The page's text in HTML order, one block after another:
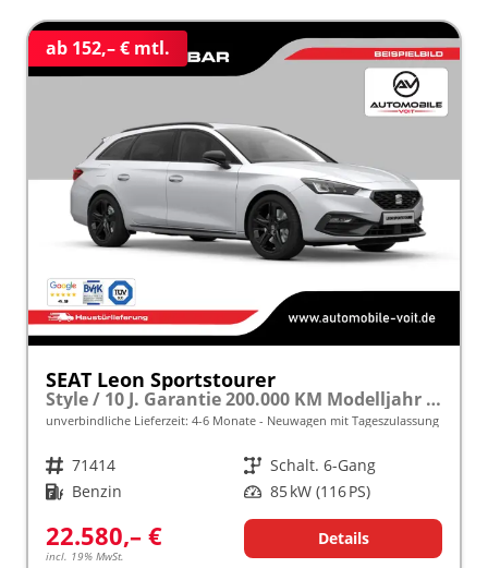
ab 152,– € mtl.
SEAT Leon Sportstourer
Style / 10 J. Garantie 200.000 KM Modelljahr 2027 1.5 TSI 116 PS frei konfigurierbar!
unverbindliche Lieferzeit: 4-6 Monate Neuwagen mit Tageszulassung
Fahrzeugnr. 71414 Getriebe Schalt. 6-Gang
Kraftstoff Benzin Leistung 85 kW (116 PS)
22.580,– €
incl. 19% MwSt.
Details